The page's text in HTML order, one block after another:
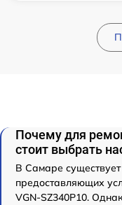
Почему для
стоит выбрать
В Самаре
предоставляющих
VGN-SZ340P10.